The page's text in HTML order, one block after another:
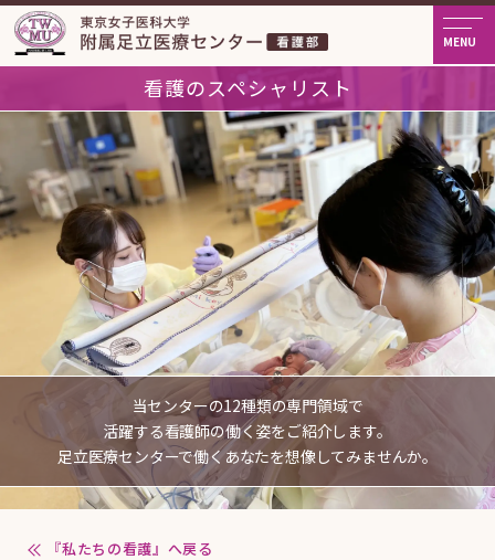
看護のスペシャリスト
当センターの12種類の専門領域で
活躍する看護師の働く姿をご紹介します。
足立医療センターで働くあなたを想像してみませんか。
『私たちの看護』へ戻る